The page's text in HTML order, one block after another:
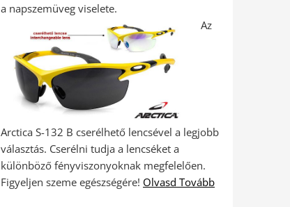
a napszemüveg viselete.
Az
Arctica S-132 B cserélhető lencsével a legjobb
választás. Cserélni tudja a lencséket a
különböző fényviszonyoknak megfelelően.
Figyeljen szeme egészségére! Olvasd Tovább